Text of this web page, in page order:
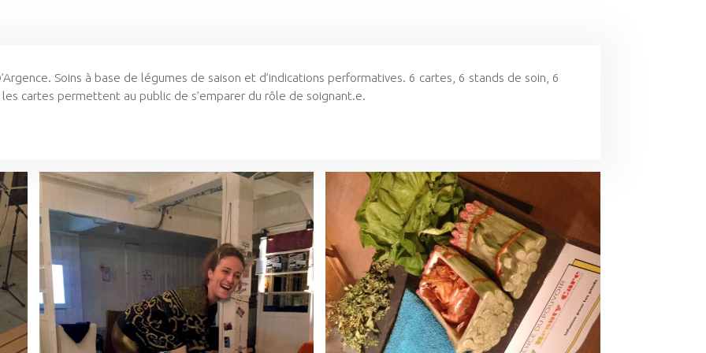
Soins à base de légumes de saison et d’indications performatives. 6 cartes, 6 stands de soin, 6
cartes permettent au public de s’emparer du rôle de soignant.e.